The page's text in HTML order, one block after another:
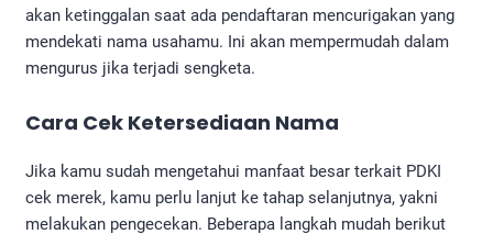
akan ketinggalan saat ada pendaftaran mencurigakan yang
mendekati nama usahamu. Ini akan mempermudah dalam
mengurus jika terjadi sengketa.
Cara Cek Ketersediaan Nama
Jika kamu sudah mengetahui manfaat besar terkait PDKI
cek merek, kamu perlu lanjut ke tahap selanjutnya, yakni
melakukan pengecekan. Beberapa langkah mudah berikut